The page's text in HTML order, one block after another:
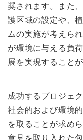
奨されます。また
護区域の設定や、
ムの実施が考えら
が環境に与える負
展を実現することが
成功するプロジェ
社会的および環境
を取ることが求め
意見を取り入れた